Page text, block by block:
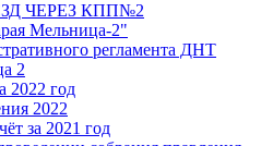
ЧЕРЕЗ КПП№2
Мельница-2"
регламента ДНТ
2
2022 год
2022
за 2021 год